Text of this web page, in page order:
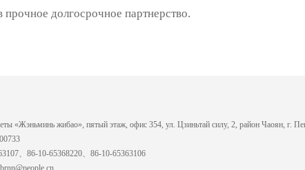
долгосрочное партнерство.
«Жэньминь жибао», пятый этаж, офис 354, ул. Цзиньтай силу, 2, район Чаоян, г.
、86-10-65368220、86-10-65363106